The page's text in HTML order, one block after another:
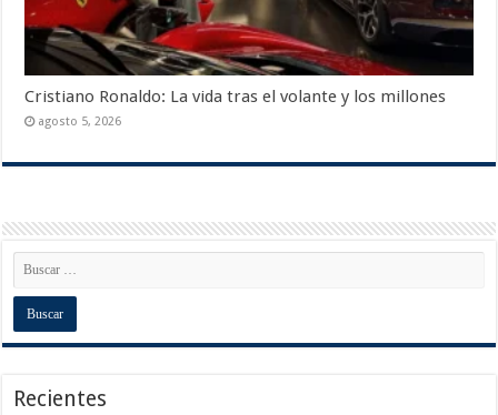
Cristiano Ronaldo: La vida tras el volante y los millones
agosto 5, 2026
Recientes